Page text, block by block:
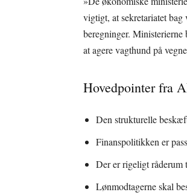
vigtigt, at sekretariatet
beregninger.
at agere vagthund på
Hovedpointer fra
Den strukturelle
Finanspolitikken er
Der er rigeligt råderum
Lønmodtagerne skal